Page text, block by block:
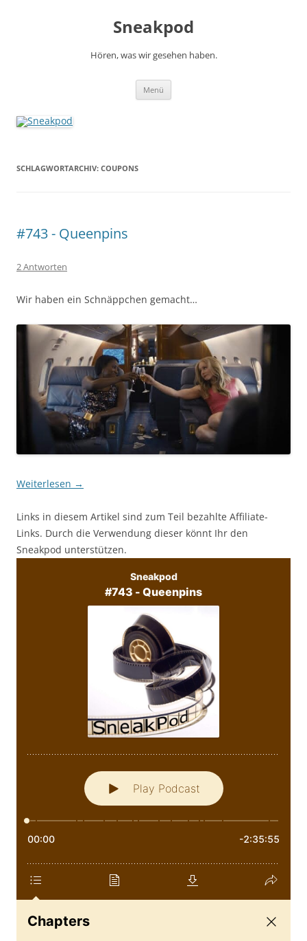
Sneakpod
Hören, was wir gesehen haben.
Menü
SCHLAGWORTARCHIV: COUPONS
#743 - Queenpins
2 Antworten
Wir haben ein Schnäppchen gemacht…
Weiterlesen →
Links in diesem Artikel sind zum Teil bezahlte Affiliate-
Links. Durch die Verwendung dieser könnt Ihr den
Sneakpod unterstützen.